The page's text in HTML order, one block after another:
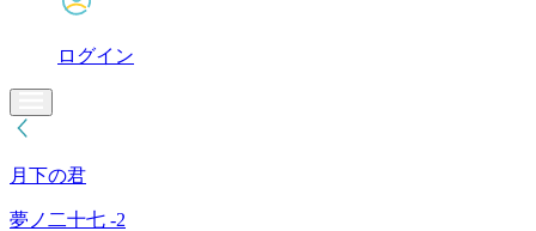
ログイン
月下の君
夢ノ二十七 -2